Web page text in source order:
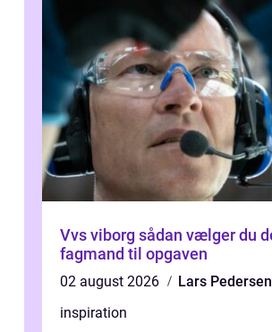
Vvs viborg sådan vælger du den rette
fagmand til opgaven
02 august 2026
Lars Pedersen
inspiration